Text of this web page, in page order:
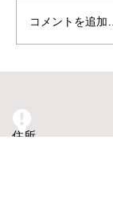
コメントを追加…
​住所